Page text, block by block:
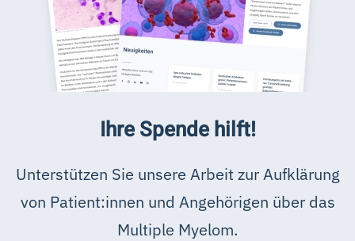
Ihre Spende hilft!
Unterstützen Sie unsere Arbeit zur Aufklärung
von Patient:innen und Angehörigen über das
Multiple Myelom.